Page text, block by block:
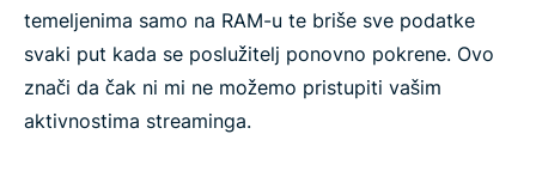
temeljenima samo na RAM-u te briše sve podatke
svaki put kada se poslužitelj ponovno pokrene. Ovo
znači da čak ni mi ne možemo pristupiti vašim
aktivnostima streaminga.